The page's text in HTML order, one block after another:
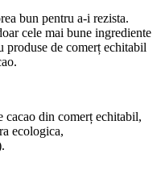
bun pentru a-i rezista.
cele mai bune ingrediente
produse de comerț echitabil
cacao din comerț echitabil,
ecologica,